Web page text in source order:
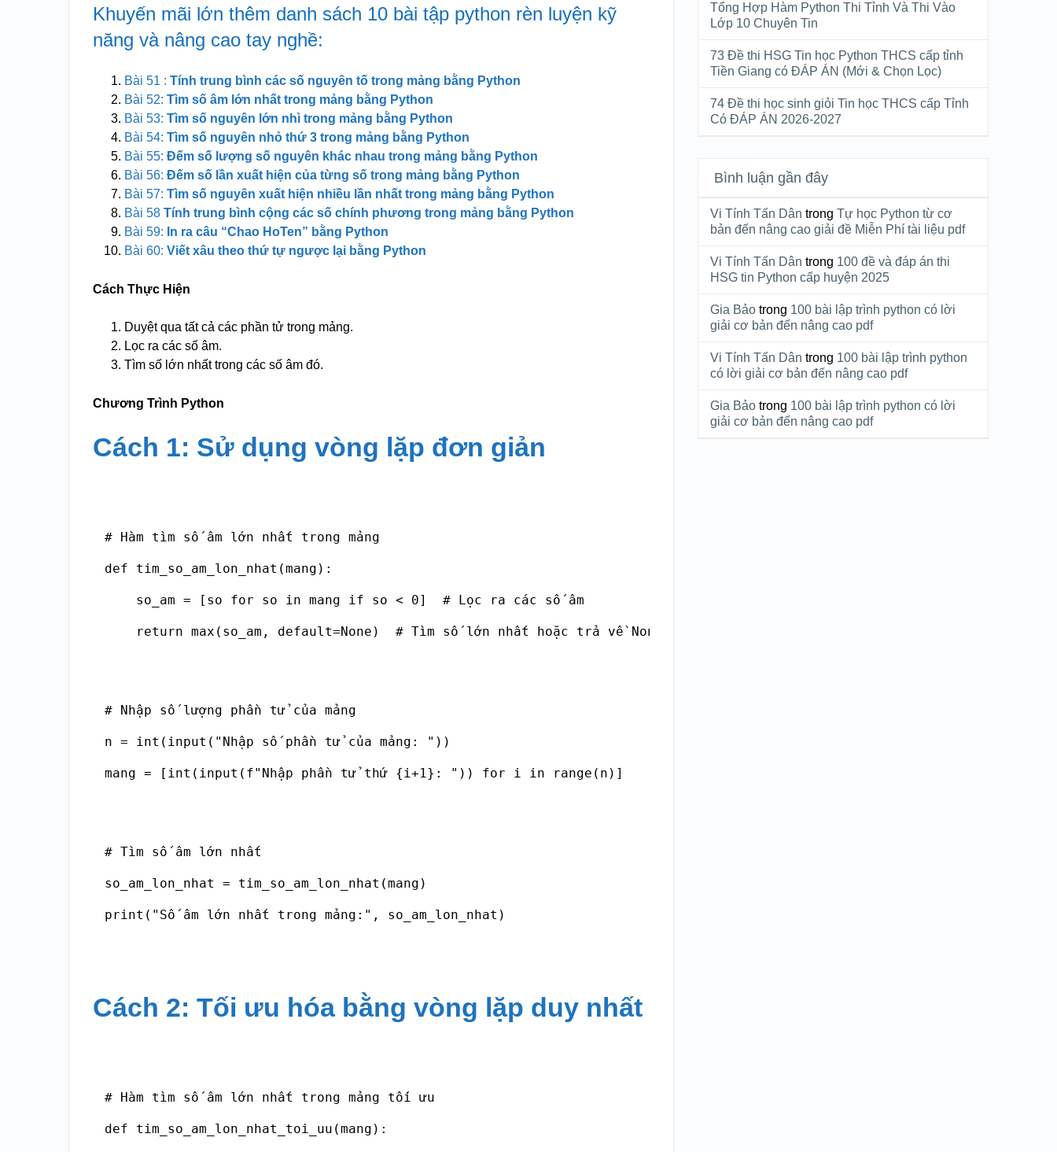
Khuyến mãi lớn thêm danh sách 10 bài tập python rèn luyện kỹ
năng và nâng cao tay nghề:
Bài 51 : Tính trung bình các số nguyên tố trong mảng bằng Python
Bài 52: Tìm số âm lớn nhất trong mảng bằng Python
Bài 53: Tìm số nguyên lớn nhì trong mảng bằng Python
Bài 54: Tìm số nguyên nhỏ thứ 3 trong mảng bằng Python
Bài 55: Đếm số lượng số nguyên khác nhau trong mảng bằng Python
Bài 56: Đếm số lần xuất hiện của từng số trong mảng bằng Python
Bài 57: Tìm số nguyên xuất hiện nhiều lần nhất trong mảng bằng Python
Bài 58 Tính trung bình cộng các số chính phương trong mảng bằng Python
Bài 59: In ra câu “Chao HoTen” bằng Python
Bài 60: Viết xâu theo thứ tự ngược lại bằng Python
Cách Thực Hiện
Duyệt qua tất cả các phần tử trong mảng.
Lọc ra các số âm.
Tìm số lớn nhất trong các số âm đó.
Chương Trình Python
Cách 1: Sử dụng vòng lặp đơn giản
# Hàm tìm số âm lớn nhất trong mảng
def tim_so_am_lon_nhat(mang):
so_am = [so for so in mang if so < 0]  # Lọc ra các số âm
return max(so_am, default=None)  # Tìm số lớn nhất hoặc trả về None nếu không có số âm
# Nhập số lượng phần tử của mảng
n = int(input("Nhập số phần tử của mảng: "))
mang = [int(input(f"Nhập phần tử thứ {i+1}: ")) for i in range(n)]
# Tìm số âm lớn nhất
so_am_lon_nhat = tim_so_am_lon_nhat(mang)
print("Số âm lớn nhất trong mảng:", so_am_lon_nhat)
Cách 2: Tối ưu hóa bằng vòng lặp duy nhất
# Hàm tìm số âm lớn nhất trong mảng tối ưu
def tim_so_am_lon_nhat_toi_uu(mang):
Tổng Hợp Hàm Python Thi Tỉnh Và Thi Vào
Lớp 10 Chuyên Tin
73 Đề thi HSG Tin học Python THCS cấp tỉnh
Tiền Giang có ĐÁP ÁN (Mới & Chọn Lọc)
74 Đề thi học sinh giỏi Tin học THCS cấp Tỉnh
Có ĐÁP ÁN 2026-2027
Bình luận gần đây
Vi Tính Tấn Dân trongTự học Python từ cơ
bản đến nâng cao giải đề Miễn Phí tài liệu pdf
Vi Tính Tấn Dân trong 100 đề và đáp án thi
HSG tin Python cấp huyện 2025
Gia Bảo trong 100 bài lập trình python có lời
giải cơ bản đến nâng cao pdf
Vi Tính Tấn Dân trong 100 bài lập trình python
có lời giải cơ bản đến nâng cao pdf
Gia Bảo trong 100 bài lập trình python có lời
giải cơ bản đến nâng cao pdf